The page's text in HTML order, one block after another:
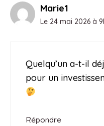
Marie1
Le 24 mai 2026 à
Quelqu’un a-t-il
pour un
Répondre